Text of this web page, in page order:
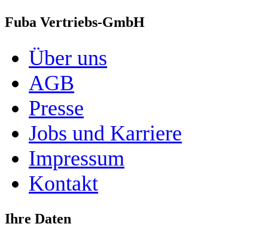
Fuba Vertriebs-GmbH
Über uns
AGB
Presse
Jobs und Karriere
Impressum
Kontakt
Ihre Daten